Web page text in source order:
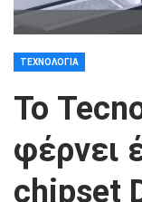
ΤΕΧΝΟΛΟΓΊΑ
Το
φέρνει
chipset